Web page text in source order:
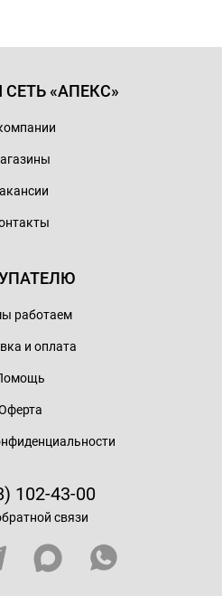
СЕТЬ «АПЕКС»
работаем
и оплата
102-43-00
связи